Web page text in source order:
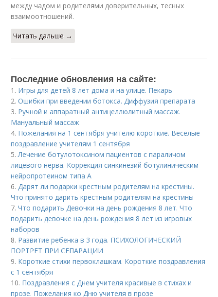
между чадом и родителями доверительных, тесных
взаимоотношений.
Читать дальше →
Последние обновления на сайте:
1. Игры для детей 8 лет дома и на улице. Пекарь
2.Ошибки при введении ботокса. Диффузия препарата
3. Ручной и аппаратный антицеллюлитный массаж.
Мануальный массаж
4. Пожелания на 1 сентября учителю короткие. Веселые
поздравление учителям 1 сентября
5.Лечение ботулотоксином пациентов с параличом
лицевого нерва. Коррекция синкинезий ботулиническим
нейропротеином типа А
6.Дарят ли подарки крестным родителям на крестины.
Что принято дарить крестным родителям на крестины
7.Что подарить Девочки на день рождения 8 лет. Что
подарить девочке на день рождения 8 лет из игровых
наборов
8. Развитие ребенка в 3 года. ПСИХОЛОГИЧЕСКИЙ
ПОРТРЕТ ПРИ СЕПАРАЦИИ
9. Короткие стихи первоклашкам. Короткие поздравления
с 1 сентября
10. Поздравления с Днем учителя красивые в стихах и
прозе. Пожелания ко Дню учителя в прозе